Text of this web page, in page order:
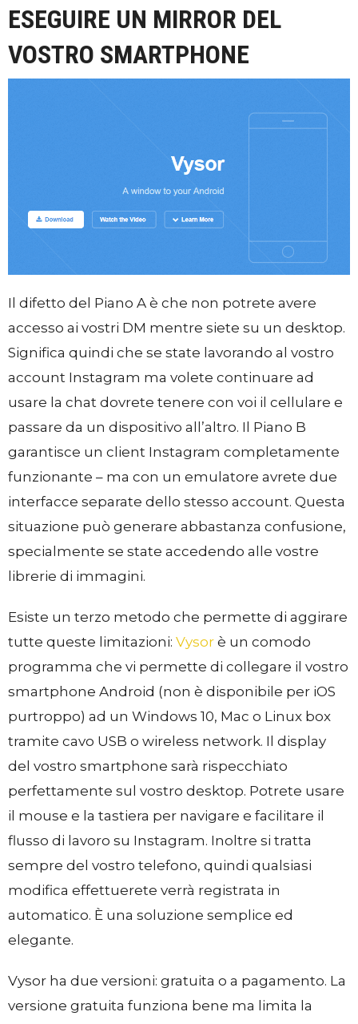
ESEGUIRE UN MIRROR DEL
VOSTRO SMARTPHONE
Il difetto del Piano A è che non potrete avere
accesso ai vostri DM mentre siete su un desktop.
Significa quindi che se state lavorando al vostro
account Instagram ma volete continuare ad
usare la chat dovrete tenere con voi il cellulare e
passare da un dispositivo all’altro. Il Piano B
garantisce un client Instagram completamente
funzionante – ma con un emulatore avrete due
interfacce separate dello stesso account. Questa
situazione può generare abbastanza confusione,
specialmente se state accedendo alle vostre
librerie di immagini.
Esiste un terzo metodo che permette di aggirare
tutte queste limitazioni: Vysor è un comodo
programma che vi permette di collegare il vostro
smartphone Android (non è disponibile per iOS
purtroppo) ad un Windows 10, Mac o Linux box
tramite cavo USB o wireless network. Il display
del vostro smartphone sarà rispecchiato
perfettamente sul vostro desktop. Potrete usare
il mouse e la tastiera per navigare e facilitare il
flusso di lavoro su Instagram. Inoltre si tratta
sempre del vostro telefono, quindi qualsiasi
modifica effettuerete verrà registrata in
automatico. È una soluzione semplice ed
elegante.
Vysor ha due versioni: gratuita o a pagamento. La
versione gratuita funziona bene ma limita la